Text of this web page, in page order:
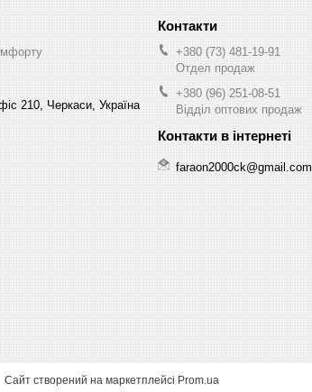
210, Черкаси, Україна
+380 (73) 481-19-91
Отдел продаж
+380 (96) 251-08-51
Відділ оптових продаж
faraon2000ck@gmail.com
Сайт створений на маркетплейсі Prom.ua